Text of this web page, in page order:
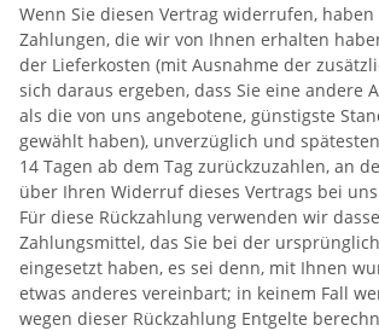
Wenn Sie diesen Vertrag widerrufen,
Zahlungen, die wir von Ihnen erhalten
der Lieferkosten (mit Ausnahme der
sich daraus ergeben, dass Sie eine andere
als die von uns angebotene, günstigste
gewählt haben), unverzüglich und
14 Tagen ab dem Tag zurückzuzahlen, an
über Ihren Widerruf dieses Vertrags bei
Für diese Rückzahlung verwenden wir
Zahlungsmittel, das Sie bei der
eingesetzt haben, es sei denn, mit Ihnen
etwas anderes vereinbart; in keinem Fall
wegen dieser Rückzahlung Entgelte